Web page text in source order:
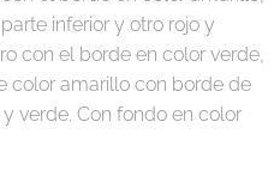
inferior y otro rojo y
con el borde en color verde,
color amarillo con borde de
verde. Con fondo en color